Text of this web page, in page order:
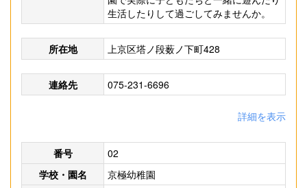
生活したりして過ごしてみませんか。
所在地 上京区塔ノ段薮ノ下町428
連絡先 075-231-6696
詳細を表示
番号
02
学校・園名
京極幼稚園